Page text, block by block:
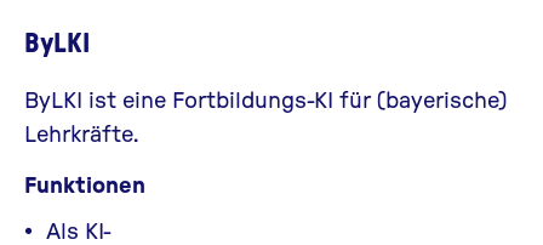
ByLKI
ByLKI ist eine Fortbildungs-KI für (bayerische)
Lehrkräfte.
Funktionen
Als KI-